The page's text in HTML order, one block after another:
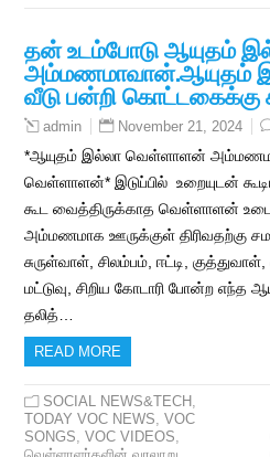
தன் உடம்போடு ஆயுதம்
அம்மணமாவான்.ஆயுதம்
வீடு பன்றி கொட்டகைக்கு
admin November 21, 2024
*ஆயுதம் இல்லா வெள்ளாளன்
வெள்ளாளன்* இடுப்பில் உறையுடன்
கூட வைத்திருக்காத வெள்ளாளன் உடை
அம்மணமாக ஊருக்குள் திரிவதற்கு
சுருள்வாள், சிலம்பம், ஈட்டி,
மட்டுவு, சிறிய கோடாரி போன்ற
தலித்…
READ MORE
SOCIAL NEWS&TECH ,
TODAY VOC NEWS,VOC
SONGS,VOC VIDEOS,